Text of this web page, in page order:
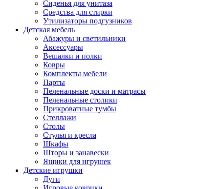
Сиденья для унитаза
Средства для стирки
Утилизаторы подгузников
Детская мебель
Абажуры и светильники
Аксессуары
Вешалки и полки
Ковры
Комплекты мебели
Парты
Пеленальные доски и матрасы
Пеленальные столики
Прикроватные тумбы
Стеллажи
Столы
Стулья и кресла
Шкафы
Шторы и занавески
Ящики для игрушек
Детские игрушки
Дуги